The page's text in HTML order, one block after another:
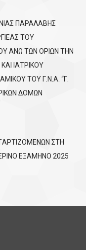
ΠΑΡΑΛΑΒΗΣ
ΤΟΥ
ΑΝΩ ΤΩΝ ΟΡΙΩΝ ΤΗΝ
ΙΑΤΡΙΚΟΥ
ΤΟΥ Γ.Ν.Α. “Γ.
ΔΟΜΩΝ
ΣΤΗ
ΕΞΑΜΗΝΟ 2025